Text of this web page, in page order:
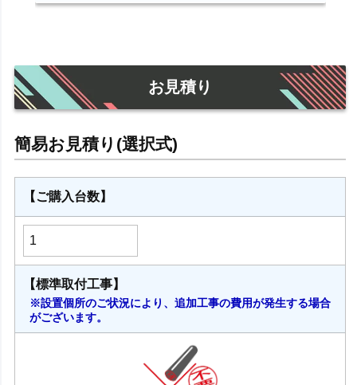
お見積り
【ご購入台数】
【標準取付工事】
※設置個所のご状況により、追加工事の費用が発生する場合
がございます。